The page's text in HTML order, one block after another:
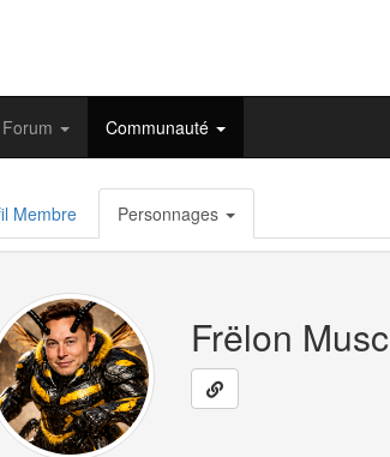
Forum Communauté
Membre Personnages
Frëlon Musc